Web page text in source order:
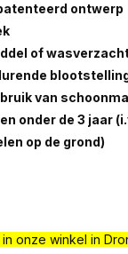
ontwerp
of
van
onder de 3 jaar
op de grond)
onze winkel in